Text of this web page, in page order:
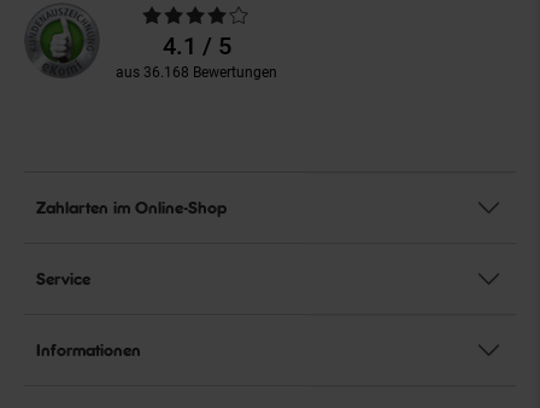
Durchschnittliche
Bewertungen4.1 / 5
aus 36.168 Bewertungen
Zahlarten im Online-Shop
Service
Informationen